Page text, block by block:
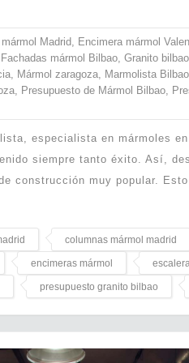
Madrid Encimera mármol
Fachadas mármol Bilbao Granito bilbao
Mármol zaragoza Marmolista Bilbao
Presupuesto de Mármol Bilbao
especialista en mármoles
siempre tanto éxito. Así,
construcción muy popular.
columnas mármol madrid
encimeras mármol
presupuesto granito bilbao